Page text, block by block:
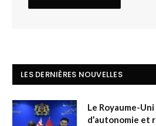
LES DERNIÈRES NOUVELLES
Le Royaume-
d’autonomie et